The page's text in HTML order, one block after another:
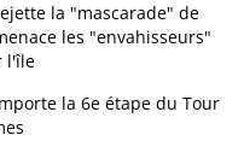
la "mascarade" de
les "envahisseurs"
l'île
la 6e étape du Tour